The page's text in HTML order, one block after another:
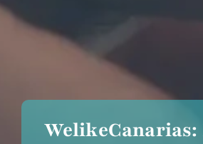
WelikeCanarias: